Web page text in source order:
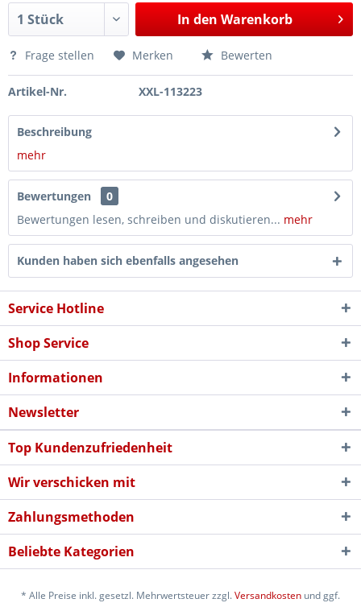
In den Warenkorb
Frage stellen Merken Bewerten
Artikel-Nr. XXL-113223
Beschreibung
mehr
Bewertungen
0
Bewertungen lesen, schreiben und diskutieren... mehr
Kunden haben sich ebenfalls angesehen
Service Hotline
Shop Service
Informationen
Newsletter
Top Kundenzufriedenheit
Wir verschicken mit
Zahlungsmethoden
Beliebte Kategorien
* Alle Preise inkl. gesetzl. Mehrwertsteuer zzgl.Versandkosten und ggf.